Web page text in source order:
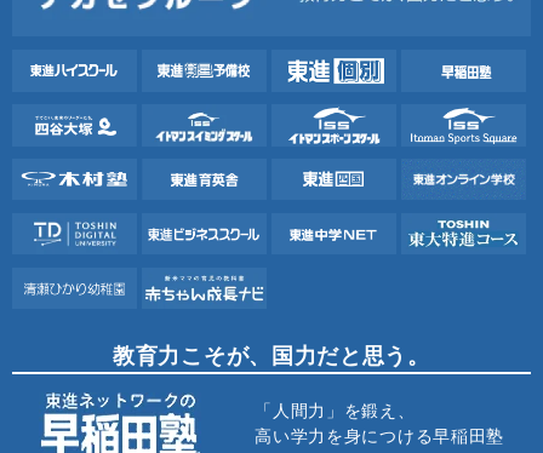
教育力こそが、国力だと思う。
「人間力」を鍛え、
高い学力を身につける早稲田塾